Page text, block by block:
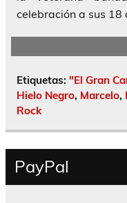
celebración a sus
Etiquetas: "El Gran
Hielo Negro, Marcelo,
Rock
PayPal